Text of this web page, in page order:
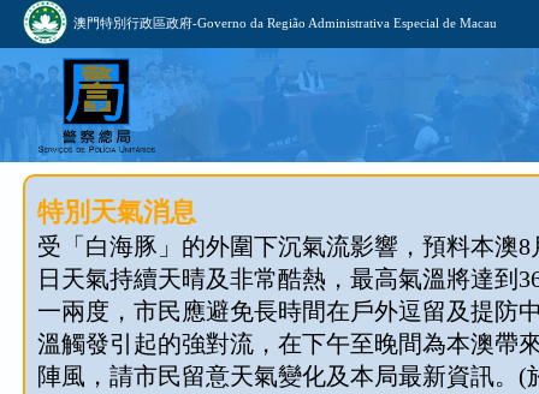
澳門特別行政區政府-Governo da Região Administrativa Especial de Macau
特別天氣消息
受「白海豚」的外圍下沉氣流影響，預料本澳8
日天氣持續天晴及非常酷熱，最高氣溫將達到
一兩度，市民應避免長時間在戶外逗留及提防
溫觸發引起的強對流，在下午至晚間為本澳帶
陣風，請市民留意天氣變化及本局最新資訊。(